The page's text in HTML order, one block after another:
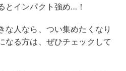
とインパクト強め…！
な人なら、つい集めたくなり
なる方は、ぜひチェックして